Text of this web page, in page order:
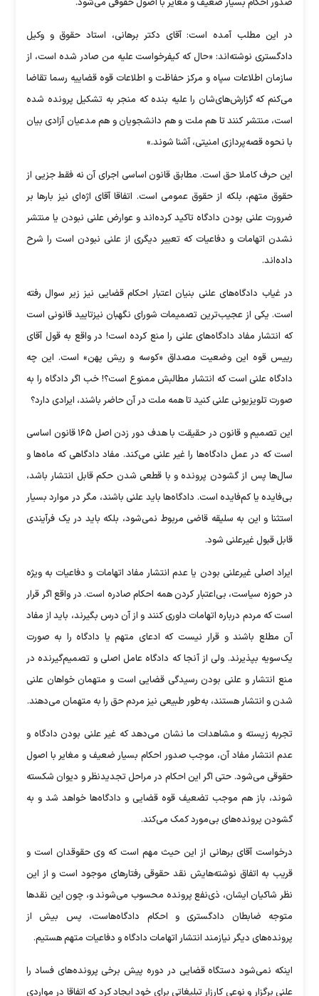
صدور احکام بسیار ضعیف و مغایر با اصول حقوقی می‌شود.
در این مطلب آمده است: آقای دکتر برهانی، استاد حقوق و وکیل
دادگستری نوشته‌اند: «حال که کیفرخواست علیه من صادر شده است، از
سازمان اطلاعات سپاه و مرکز حفاظت و اطلاعات قوه قضاییه رسما تقاضا
می‌کنم که گزارش‌های‌شان را علیه بنده که منجر به تشکیل پرونده شده
است، منتشر کنند تا هم ملت و هم دانشجویان و هم مدعیان آزادی بیان
با نحوه قصه‌پردازی امنیتی، آشنا شوند.»
این حرف کاملا حق است. مطابق قانون اساسی اجرای آن نه فقط جزیی از
حقوق متهم، بلکه از حقوق عمومی است. اتفاقا آقای اژه‌ای نیز بار‌ها بر
ضرورت علنی بودن دادگاه تاکید کرده‌اند و عوارض علنی نبودن یا منتشر
نشدن اتهامات و دفاعیات که تعبیر دیگری از علنی نبودن است را شرح
داده‌اند.
در غیاب دادگاه‌های علنی بنیان اعتبار احکام قضایی نیز زیر سوال رفته
است. یکی از عجیب‌ترین تصمیمات شورای نگهبان نیزتایید قانونی است
که انتشار مفاد دادگاه‌های علنی را منع کرده است! در واقع به قول آقای
رییس قوه این وضعیت مصداق «کوسه و ریش پهن» است. این چه
دادگاه علنی است که انتشار مطالبش ممنوع است؟! خب اگر دادگاه را به
صورت تلویزیونی علنی کنید تا همه ملت در آن حاضر باشند، ایرادی دارد؟
این تصمیم و قانون در حقیقت با هدف دور زدن اصل ۱۶۵ قانون اساسی
است که در عمل دادگاه‌ها را غیر علنی می‌کند. مفاد دادگاهی که ماه‌ها و
سال‌ها پس از گشودن پرونده و با قطعی شدن حکم قابل انتشار باشد،
بی‌فایده یا کم‌فایده است. دادگاه‌ها باید علنی باشند، مگر در موارد بسیار
استثنا و این به سلیقه قاضی مربوط نمی‌شود، بلکه باید در یک فرآیندی
قابل قبول غیرعلنی شود.
ایراد اصلی غیرعلنی بودن یا عدم انتشار مفاد اتهامات و دفاعیات به ویژه
در حوزه سیاست، بی‌اعتبار کردن همه احکام صادره است. در واقع اگر قرار
است که مردم درباره اتهامات داوری کنند و از آن درس بگیرند، باید از مفاد
آن مطلع باشند و قرار نیست که ادعای متهم یا دادگاه را به صورت
یک‌سویه بپذیرند. ولی از آنجا که دادگاه عامل اصلی و تصمیم‌گیرنده در
منع انتشار و علنی بودن رسیدگی قضایی است و متهمان خواهان علنی
شدن و انتشار هستند، به‌طور طبیعی نیز مردم حق را به متهمان می‌دهند.
تجربه زیسته و مشاهدات ما نشان می‌دهد که غیر علنی بودن دادگاه و
عدم انتشار مفاد آن، موجب صدور احکام بسیار ضعیف و مغایر با اصول
حقوقی می‌شود. حتی اگر این احکام در مراحل تجدیدنظر و دیوان شکسته
شوند، باز هم موجب تضعیف قوه قضایی و دادگاه‌ها خواهد شد و به
گشودن پرونده‌های بی‌مورد کمک می‌کند.
درخواست آقای برهانی از این حیث مهم است که وی حقوقدان است و
قریب به اتفاق نوشته‌هایش نقد حقوقی رفتار‌های موجود است و از این
نظر شاکیان ایشان، ذی‌نفع پرونده محسوب می‌شوند و، چون این نقد‌ها
متوجه ضابطان دادگستری و احکام دادگاه‌هاست، پس بیش از
پرونده‌های دیگر نیازمند انتشار اتهامات دادگاه و دفاعیات متهم هستیم.
اینکه نمی‌شود دستگاه قضایی در دوره پیش برخی پرونده‌های فساد را
علنی برگزار و نوعی کارزار تبلیغاتی برای خود ایجاد کرد که اتفاقا در مواردی